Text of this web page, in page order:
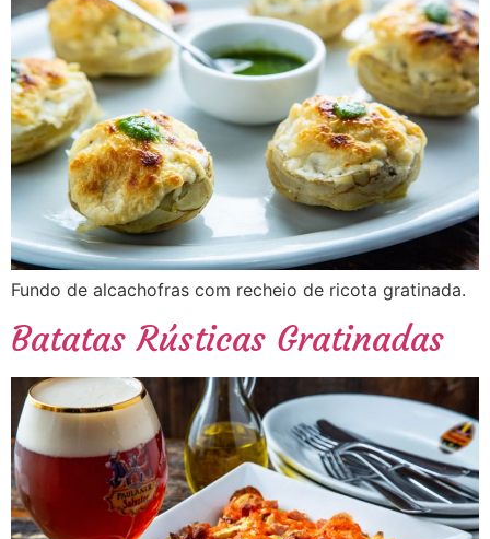
Fundo de alcachofras com recheio de ricota gratinada.
Batatas Rústicas Gratinadas